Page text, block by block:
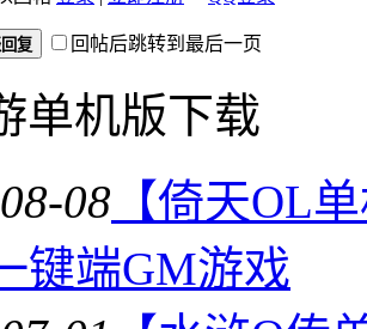
复 回帖后跳转到最后一页
单机版下载
08 【倚天OL
键端GM游戏